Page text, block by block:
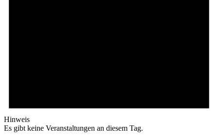
Hinweis
Es gibt keine Veranstaltungen an diesem Tag.